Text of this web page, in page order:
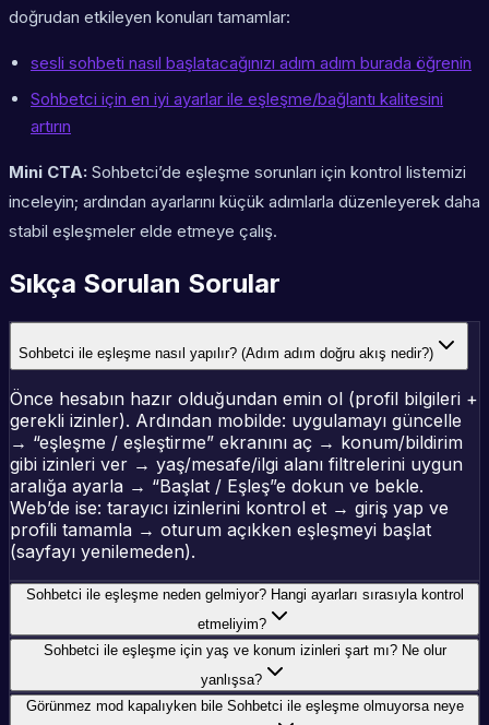
doğrudan etkileyen konuları tamamlar:
sesli sohbeti nasıl başlatacağınızı adım adım burada öğrenin
Sohbetci için en iyi ayarlar ile eşleşme/bağlantı kalitesini
artırın
Mini CTA: Sohbetci’de eşleşme sorunları için kontrol listemizi
inceleyin; ardından ayarlarını küçük adımlarla düzenleyerek daha
stabil eşleşmeler elde etmeye çalış.
Sıkça Sorulan Sorular
Sohbetci ile eşleşme nasıl yapılır? (Adım adım doğru akış nedir?)
Önce hesabın hazır olduğundan emin ol (profil bilgileri +
gerekli izinler). Ardından mobilde: uygulamayı güncelle
→ “eşleşme / eşleştirme” ekranını aç → konum/bildirim
gibi izinleri ver → yaş/mesafe/ilgi alanı filtrelerini uygun
aralığa ayarla → “Başlat / Eşleş”e dokun ve bekle.
Web’de ise: tarayıcı izinlerini kontrol et → giriş yap ve
profili tamamla → oturum açıkken eşleşmeyi başlat
(sayfayı yenilemeden).
Sohbetci ile eşleşme neden gelmiyor? Hangi ayarları sırasıyla kontrol
etmeliyim?
Sohbetci ile eşleşme için yaş ve konum izinleri şart mı? Ne olur
yanlışsa?
Görünmez mod kapalıyken bile Sohbetci ile eşleşme olmuyorsa neye